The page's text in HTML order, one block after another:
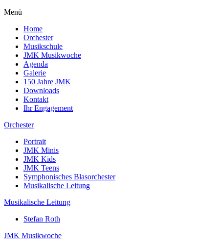
Menü
Home
Orchester
Musikschule
JMK Musikwoche
Agenda
Galerie
150 Jahre JMK
Downloads
Kontakt
Ihr Engagement
Orchester
Portrait
JMK Minis
JMK Kids
JMK Teens
Symphonisches Blasorchester
Musikalische Leitung
Musikalische Leitung
Stefan Roth
JMK Musikwoche